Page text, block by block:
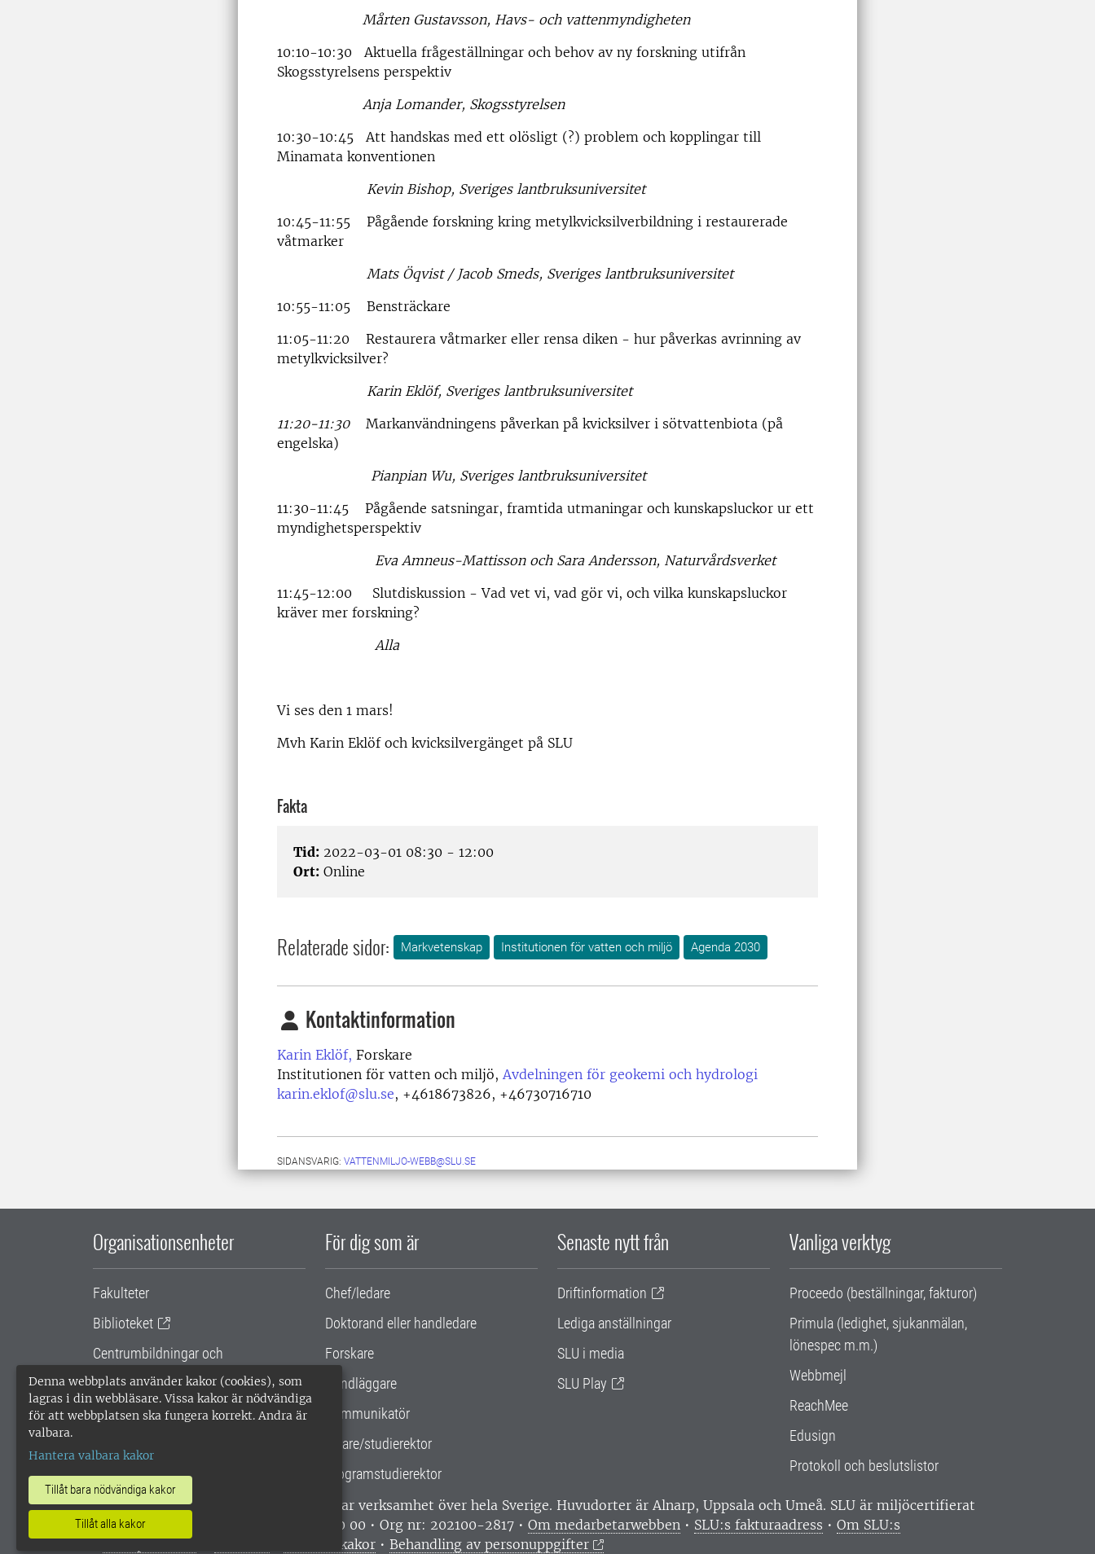
Denna webbplats använder kakor (cookies), som
lagras i din webbläsare. Vissa kakor är nödvändiga
för att webbplatsen ska fungera korrekt. Andra är
valbara.
Hantera valbara kakor
Tillåt bara nödvändiga kakor
Tillåt alla kakor
Mårten Gustavsson, Havs- och vattenmyndigheten
10:10-10:30 Aktuella frågeställningar och behov av ny forskning utifrån
Skogsstyrelsens perspektiv
Anja Lomander, Skogsstyrelsen
10:30-10:45 Att handskas med ett olösligt (?) problem och kopplingar till
Minamata konventionen
Kevin Bishop, Sveriges lantbruksuniversitet
10:45-11:55 Pågående forskning kring metylkvicksilverbildning i restaurerade
våtmarker
Mats Öqvist / Jacob Smeds, Sveriges lantbruksuniversitet
10:55-11:05 Bensträckare
11:05-11:20 Restaurera våtmarker eller rensa diken - hur påverkas avrinning av
metylkvicksilver?
Karin Eklöf, Sveriges lantbruksuniversitet
11:20-11:30 Markanvändningens påverkan på kvicksilver i sötvattenbiota (på
engelska)
Pianpian Wu, Sveriges lantbruksuniversitet
11:30-11:45 Pågående satsningar, framtida utmaningar och kunskapsluckor ur ett
myndighetsperspektiv
Eva Amneus-Mattisson och Sara Andersson, Naturvårdsverket
11:45-12:00 Slutdiskussion - Vad vet vi, vad gör vi, och vilka kunskapsluckor
kräver mer forskning?
Alla
Vi ses den 1 mars!
Mvh Karin Eklöf och kvicksilvergänget på SLU
Fakta
Tid: 2022-03-01 08:30 - 12:00
Ort: Online
Relaterade sidor: Markvetenskap Institutionen för vatten och miljö Agenda 2030
Kontaktinformation
Karin Eklöf, Forskare
Institutionen för vatten och miljö, Avdelningen för geokemi och hydrologi
karin.eklof@slu.se, +4618673826, +46730716710
SIDANSVARIG: VATTENMILJO-WEBB@SLU.SE
Organisationsenheter
Fakulteter
Biblioteket
Centrumbildningar och
samarbetsprojekt
Gemensamma verksamhetsstödet
För dig som är
Chef/ledare
Doktorand eller handledare
Forskare
Handläggare
Kommunikatör
Lärare/studierektor
Programstudierektor
Senaste nytt från
Driftinformation
Lediga anställningar
SLU i media
SLU Play
Vanliga verktyg
Proceedo (beställningar, fakturor)
Primula (ledighet, sjukanmälan,
lönespec m.m.)
Webbmejl
ReachMee
Edusign
Protokoll och beslutslistor
SLU, Sveriges lantbruksuniversitet, har verksamhet över hela Sverige. Huvudorter är Alnarp, Uppsala och Umeå. SLU är miljöcertifierat
enligt ISO 14001. •
Telefon: 018-67 10 00 • Org nr: 202100-2817 • Om medarbetarwebben • SLU:s fakturaadress • Om SLU:s
webbplatser
Hantera kakor •Behandling av personuppgifter